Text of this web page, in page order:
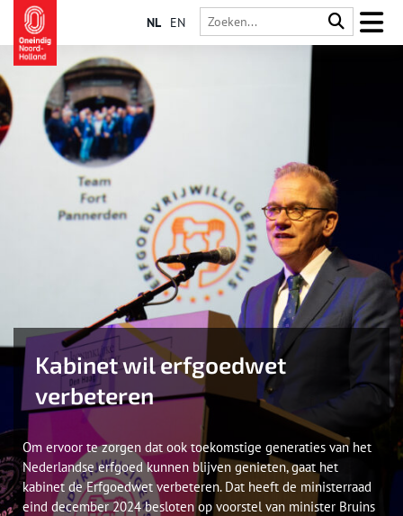
NL EN
Kabinet wil erfgoedwet
verbeteren
Om ervoor te zorgen dat ook toekomstige generaties van het
Nederlandse erfgoed kunnen blijven genieten, gaat het
kabinet de Erfgoedwet verbeteren. Dat heeft de ministerraad
eind december 2024 besloten op voorstel van minister Bruins